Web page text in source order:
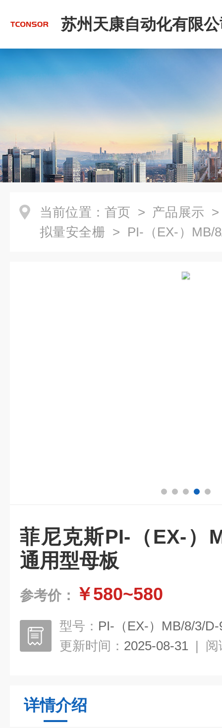
苏州天康自动化有限
当前位置： 首页 > 产品展示
拟量安全栅 > PI-（EX-）MB/
菲尼克斯PI-（EX-）
通用型母板
参考价： ￥580~580
型号： PI-（EX-）MB/8/3/
更新时间： 2025-08-31 | 阅
详情介绍